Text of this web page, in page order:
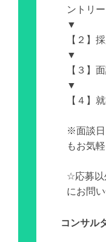
ントリ
▼
【２】
▼
【３】
▼
【４】
※面談日
もお気
☆応募以
にお問
コンサル